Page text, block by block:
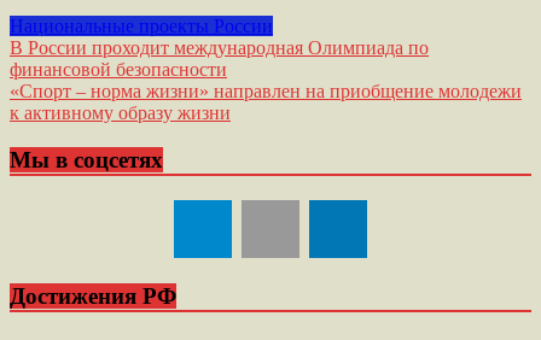
Национальные проекты России
Навигация
по
записям
В России проходит международная Олимпиада по
финансовой безопасности
«Спорт – норма жизни» направлен на приобщение молодежи
к активному образу жизни
Мы в соцсетях
Достижения РФ